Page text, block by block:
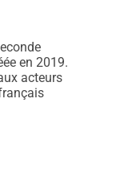
en 2019.
acteurs